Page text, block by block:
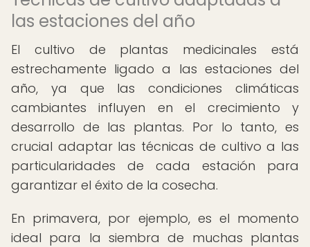
las estaciones del año
El cultivo de plantas medicinales está
estrechamente ligado a las estaciones del
año, ya que las condiciones climáticas
cambiantes influyen en el crecimiento y
desarrollo de las plantas. Por lo tanto, es
crucial adaptar las técnicas de cultivo a las
particularidades de cada estación para
garantizar el éxito de la cosecha.
En primavera, por ejemplo, es el momento
ideal para la siembra de muchas plantas